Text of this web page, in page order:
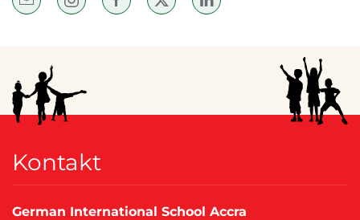
Kontakt
German International School Accra